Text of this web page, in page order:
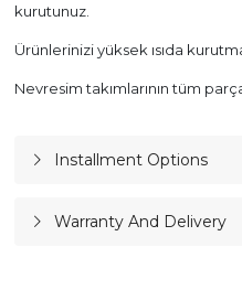
kurutunuz.
Ürünlerinizi yüksek ısıda
Nevresim takımlarının tüm
Installment Options
Warranty And Delivery